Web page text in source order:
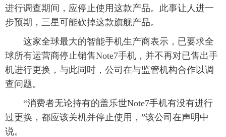
港澳 台湾 华人
科技 能源 房产 公司
图片 视频 彩票 食品
金融 公益 军事 无人机
进行调查期间，应停止使用这款产品。此事让人进一
步预期，三星可能砍掉这款旗舰产品。
这家全球最大的智能手机生产商表示，已要求全
球所有运营商停止销售Note7手机，并不再对已售出手
机进行更换，与此同时，公司在与监管机构合作以调
查问题。
“消费者无论持有的盖乐世Note7手机有没有进行
过更换，都应该关机并停止使用，”该公司在声明中
说。